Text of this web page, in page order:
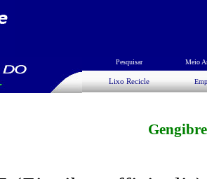
Pesquisar Meio
Lixo Recicle
Gengibre